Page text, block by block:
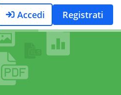
Accedi Registrati